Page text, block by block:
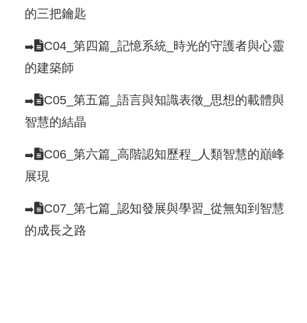
的三把鑰匙
➡️
C04_第四篇_記憶系統_時光的守護者與心靈
的建築師
➡️
C05_第五篇_語言與知識表徵_思想的載體與
智慧的結晶
➡️
C06_第六篇_高階認知歷程_人類智慧的巔峰
展現
➡️
C07_第七篇_認知發展與學習_從無知到智慧
的成長之路